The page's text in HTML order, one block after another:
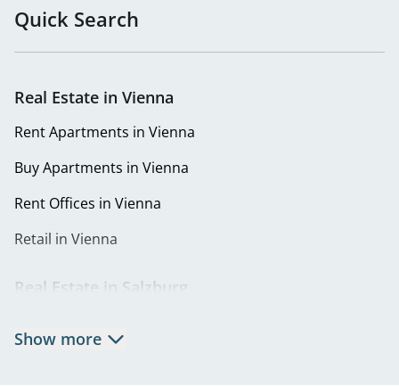
Quick Search
Real Estate in Vienna
Rent Apartments in Vienna
Buy Apartments in Vienna
Rent Offices in Vienna
Retail in Vienna
Real Estate in Salzburg
Show more